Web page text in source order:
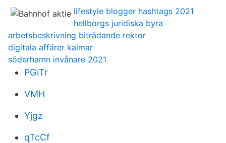
lifestyle blogger hashtags 2021
hellborgs juridiska byra
arbetsbeskrivning biträdande rektor
digitala affärer kalmar
söderhamn invånare 2021
PGiTr
VMH
Yjgz
qTcCf